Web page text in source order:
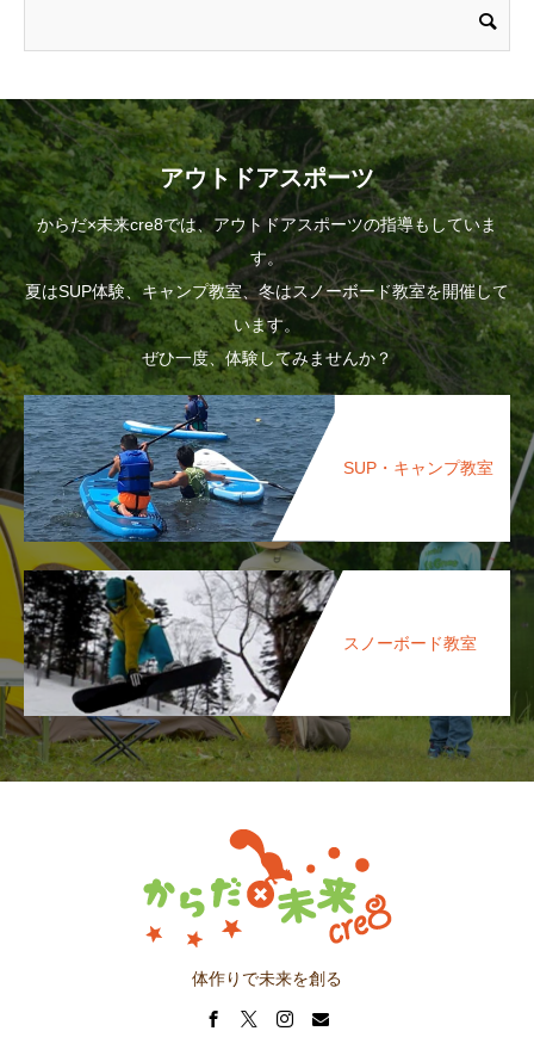
アウトドアスポーツ
からだ×未来cre8では、アウトドアスポーツの指導もしていま
す。
夏はSUP体験、キャンプ教室、冬はスノーボード教室を開催して
います。
ぜひ一度、体験してみませんか？
SUP・キャンプ教室
スノーボード教室
体作りで未来を創る